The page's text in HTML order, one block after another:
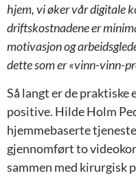
hjem, vi øker vår digitale
driftskostnadene er
motivasjon og
dette som er «vinn-vinn-
Så langt er de
positive. Hilde Holm
hjemmebaserte
gjennomført to
sammen med kirurgisk